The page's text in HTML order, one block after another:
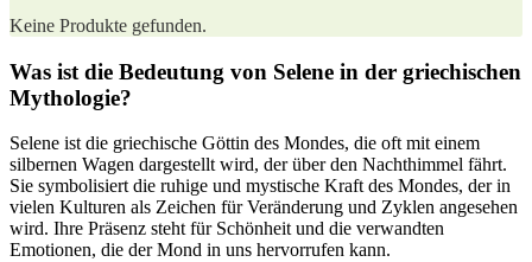
Keine Produkte gefunden.
Was ist die Bedeutung von Selene in⁢ der griechischen
Mythologie?
Selene ist die griechische Göttin des Mondes, die oft mit einem
silbernen Wagen dargestellt wird, der⁣ über den Nachthimmel fährt.
Sie symbolisiert die ruhige und mystische Kraft des Mondes, der in
vielen ‌Kulturen als Zeichen für Veränderung und Zyklen angesehen
wird. Ihre Präsenz steht für Schönheit und die verwandten
Emotionen, die der Mond in uns⁢ hervorrufen ​kann.